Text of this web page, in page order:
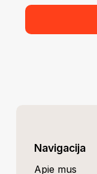
Navigacija
Apie mus